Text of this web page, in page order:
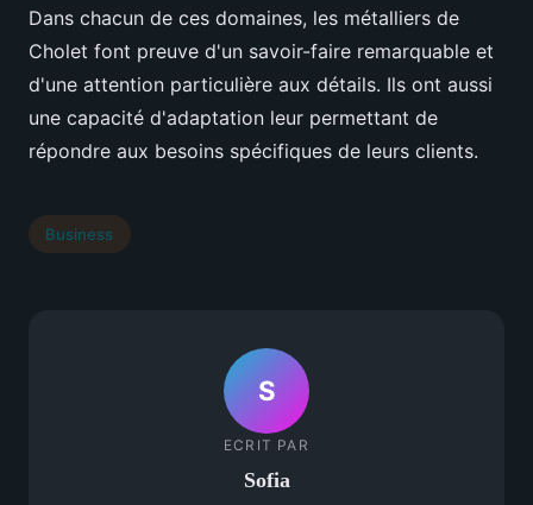
Dans chacun de ces domaines, les métalliers de
Cholet font preuve d'un savoir-faire remarquable et
d'une attention particulière aux détails. Ils ont aussi
une capacité d'adaptation leur permettant de
répondre aux besoins spécifiques de leurs clients.
Business
S
ECRIT PAR
Sofia